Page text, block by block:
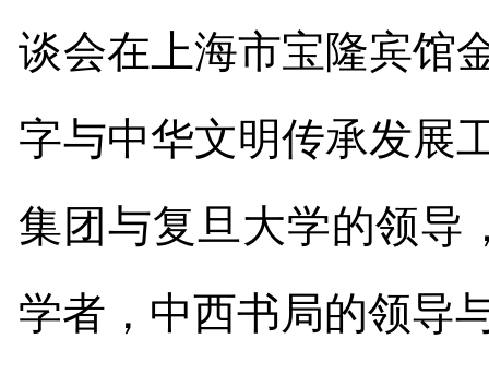
谈会在上海市宝隆宾馆
字与中华文明传承发展
集团与复旦大学的领导
学者，中西书局的领导